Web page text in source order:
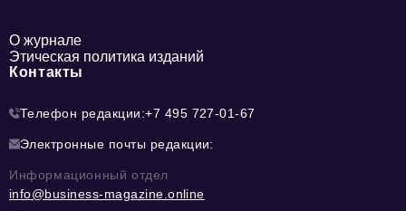
О журнале
Этическая политика изданий
Контакты
Телефон редакции:+7 495 727-01-67
Электронные почты редакции:
Информационный отдел
info@business-magazine.online